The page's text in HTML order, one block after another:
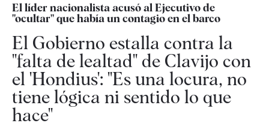
El líder nacionalista acusó al Ejecutivo de
"ocultar" que había un contagio en el barco
El Gobierno estalla contra la
"falta de lealtad" de Clavijo con
el 'Hondius': "Es una locura, no
tiene lógica ni sentido lo que
hace"